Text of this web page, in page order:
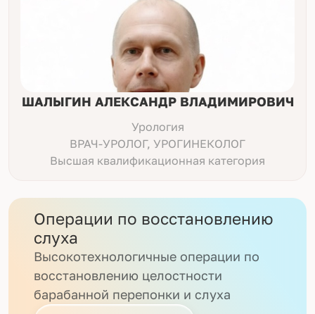
ШАЛЫГИН АЛЕКСАНДР ВЛАДИМИРОВИЧ
Урология
ВРАЧ-УРОЛОГ, УРОГИНЕКОЛОГ
Высшая квалификационная категория
Операции по восстановлению
слуха
Высокотехнологичные операции по
восстановлению целостности
барабанной перепонки и слуха